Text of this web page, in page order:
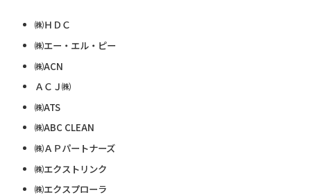
㈱ＨＤＣ
㈱エー・エル・ピー
㈱ACN
ＡＣＪ㈱
㈱ATS
㈱ABC CLEAN
㈱ＡＰパートナーズ
㈱エクストリンク
㈱エクスプローラ